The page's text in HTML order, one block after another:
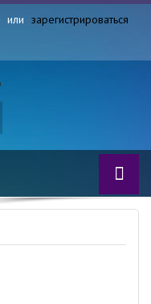
или зарегистрироваться